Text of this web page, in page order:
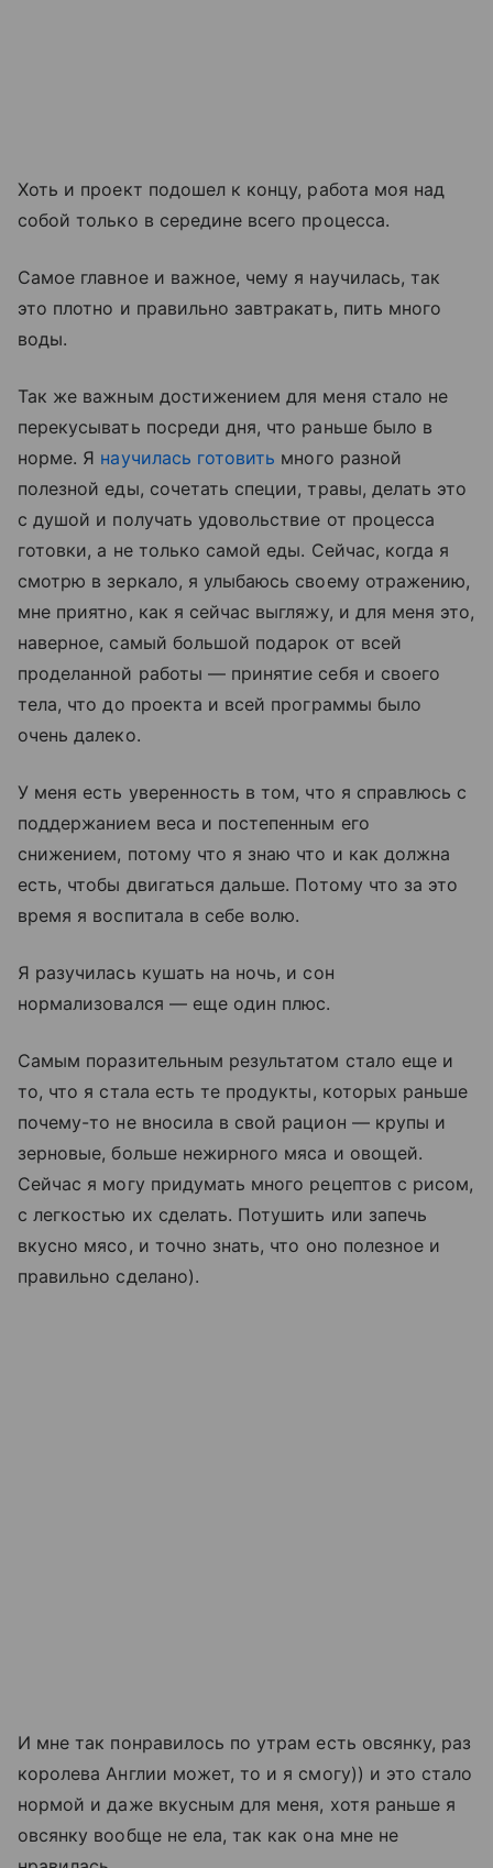
Хоть и проект подошел к концу, работа моя над
собой только в середине всего процесса.
Самое главное и важное, чему я научилась, так
это плотно и правильно завтракать, пить много
воды.
Так же важным достижением для меня стало не
перекусывать посреди дня, что раньше было в
норме. Я научилась готовить много разной
полезной еды, сочетать специи, травы, делать это
с душой и получать удовольствие от процесса
готовки, а не только самой еды. Сейчас, когда я
смотрю в зеркало, я улыбаюсь своему отражению,
мне приятно, как я сейчас выгляжу, и для меня это,
наверное, самый большой подарок от всей
проделанной работы — принятие себя и своего
тела, что до проекта и всей программы было
очень далеко.
У меня есть уверенность в том, что я справлюсь с
поддержанием веса и постепенным его
снижением, потому что я знаю что и как должна
есть, чтобы двигаться дальше. Потому что за это
время я воспитала в себе волю.
Я разучилась кушать на ночь, и сон
нормализовался — еще один плюс.
Самым поразительным результатом стало еще и
то, что я стала есть те продукты, которых раньше
почему-то не вносила в свой рацион — крупы и
зерновые, больше нежирного мяса и овощей.
Сейчас я могу придумать много рецептов с рисом,
с легкостью их сделать. Потушить или запечь
вкусно мясо, и точно знать, что оно полезное и
правильно сделано).
И мне так понравилось по утрам есть овсянку, раз
королева Англии может, то и я смогу)) и это стало
нормой и даже вкусным для меня, хотя раньше я
овсянку вообще не ела, так как она мне не